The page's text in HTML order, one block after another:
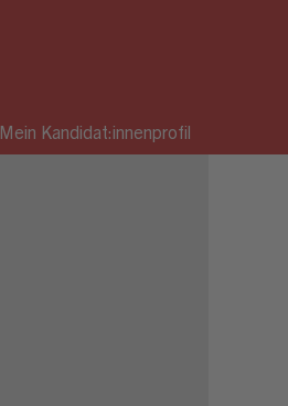
Mein Kandidat:innenprofil